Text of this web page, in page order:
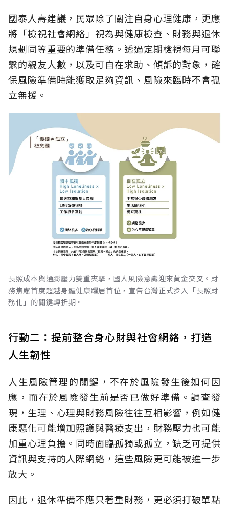
國泰人壽建議，民眾除了關注自身心理健康，更應
將「檢視社會網絡」視為與健康檢查、財務與退休
規劃同等重要的準備任務。透過定期檢視每月可聯
繫的親友人數，以及可自在求助、傾訴的對象，確
保風險準備時能獲取足夠資訊、風險來臨時不會孤
立無援。
長照成本與通膨壓力雙重夾擊，國人風險意識迎來黃金交叉。財
務焦慮首度超越身體健康躍居首位，宣告台灣正式步入「長照財
務化」的關鍵轉折期。
行動二：提前整合身心財與社會網絡，打造
人生韌性
人生風險管理的關鍵，不在於風險發生後如何因
應，而在於風險發生前是否已做好準備。調查發
現，生理、心理與財務風險往往互相影響，例如健
康惡化可能增加照護與醫療支出，財務壓力也可能
加重心理負擔。同時面臨孤獨或孤立，缺乏可提供
資訊與支持的人際網絡，這些風險更可能被進一步
放大。
因此，退休準備不應只著重財務，更必須打破單點